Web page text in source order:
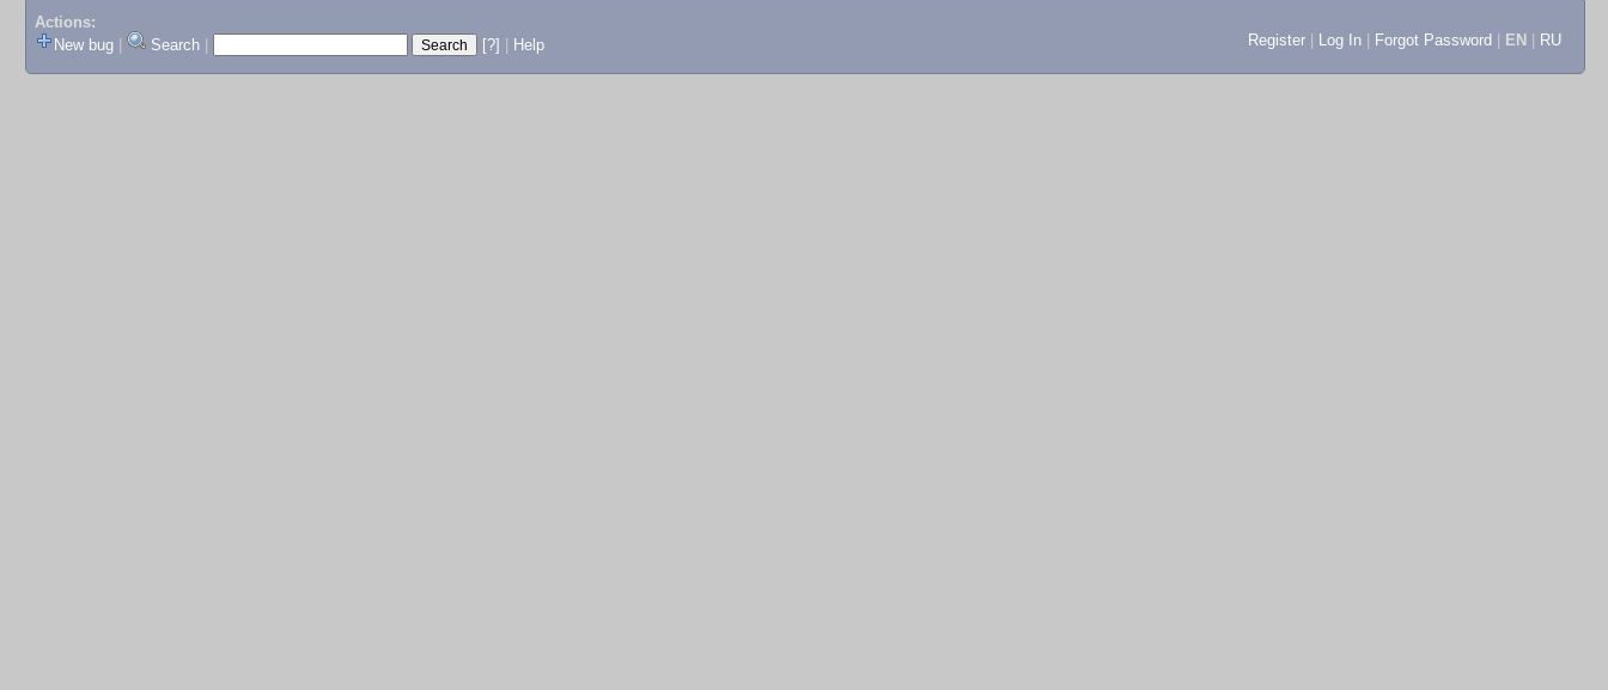
Actions:
New bug
Search [?] Help Register Log In Forgot Password EN RU